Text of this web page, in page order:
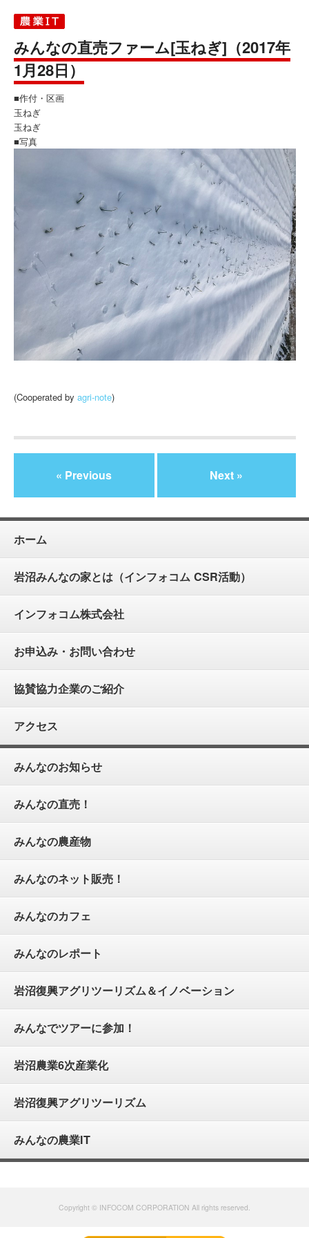
みんなの直売ファーム[玉ねぎ]（2017年
1月28日）
■作付・区画
玉ねぎ
玉ねぎ
■写真
(Cooperated by agri-note)
« Previous Next »
ホーム
岩沼みんなの家とは（インフォコム CSR活動）
インフォコム株式会社
お申込み・お問い合わせ
協賛協力企業のご紹介
アクセス
みんなのお知らせ
みんなの直売！
みんなの農産物
みんなのネット販売！
みんなのカフェ
みんなのレポート
岩沼復興アグリツーリズム＆イノベーション
みんなでツアーに参加！
岩沼農業6次産業化
岩沼復興アグリツーリズム
みんなの農業IT
Copyright © INFOCOM CORPORATION All rights reserved.